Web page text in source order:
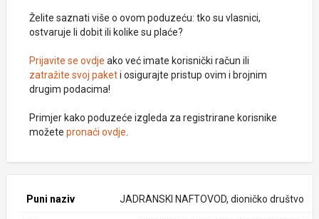
Želite saznati više o ovom poduzeću: tko su vlasnici,
ostvaruje li dobit ili kolike su plaće?
Prijavite se ovdje ako već imate korisnički račun ili
zatražite svoj paketi osigurajte pristup ovim i brojnim
drugim podacima!
Primjer kako poduzeće izgleda za registrirane korisnike
možete pronaći ovdje
Puni naziv JADRANSKI NAFTOVOD, dioničko društvo